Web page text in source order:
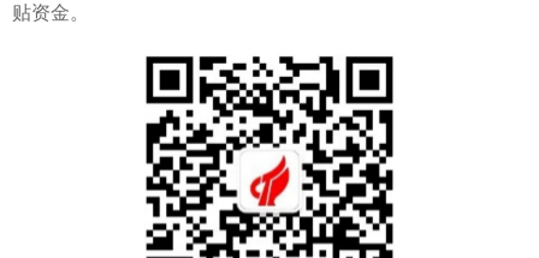
贴资金。